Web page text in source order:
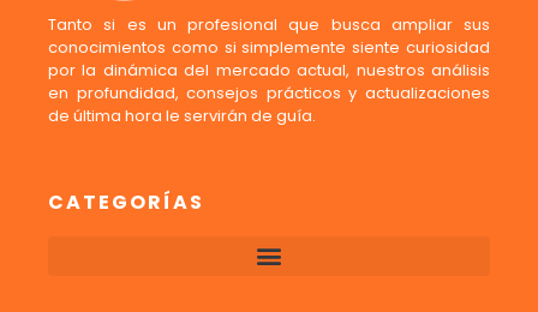
Tanto si es un profesional que busca ampliar sus
conocimientos como si simplemente siente curiosidad
por la dinámica del mercado actual, nuestros análisis
en profundidad, consejos prácticos y actualizaciones
de última hora le servirán de guía.
CATEGORÍAS